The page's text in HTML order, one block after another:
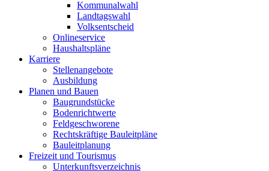
Kommunalwahl
Landtagswahl
Volksentscheid
Onlineservice
Haushaltspläne
Karriere
Stellenangebote
Ausbildung
Planen und Bauen
Baugrundstücke
Bodenrichtwerte
Feldgeschworene
Rechtskräftige Bauleitpläne
Bauleitplanung
Freizeit und Tourismus
Unterkunftsverzeichnis